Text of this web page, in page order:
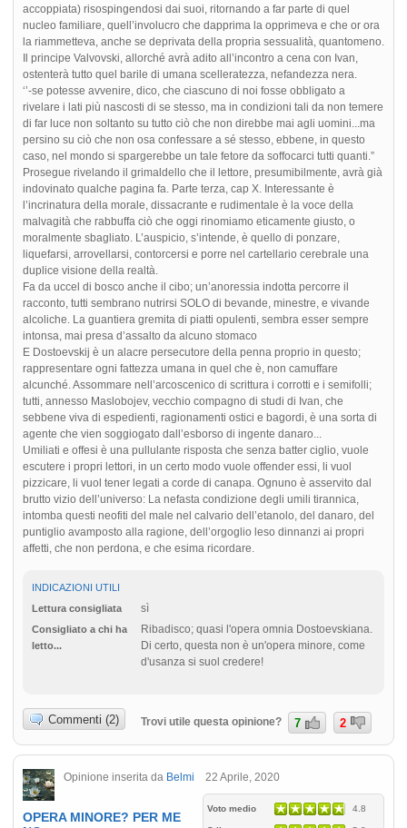
accoppiata) risospingendosi dai suoi, ritornando a far parte di quel
nucleo familiare, quell’involucro che dapprima la opprimeva e che or ora
la riammetteva, anche se deprivata della propria sessualità, quantomeno.
Il principe Valvovski, allorché avrà adito all’incontro a cena con Ivan,
ostenterà tutto quel barile di umana scelleratezza, nefandezza nera.
‘’-se potesse avvenire, dico, che ciascuno di noi fosse obbligato a
rivelare i lati più nascosti di se stesso, ma in condizioni tali da non temere
di far luce non soltanto su tutto ciò che non direbbe mai agli uomini...ma
persino su ciò che non osa confessare a sé stesso, ebbene, in questo
caso, nel mondo si spargerebbe un tale fetore da soffocarci tutti quanti.”
Prosegue rivelando il grimaldello che il lettore, presumibilmente, avrà già
indovinato qualche pagina fa. Parte terza, cap X. Interessante è
l’incrinatura della morale, dissacrante e rudimentale è la voce della
malvagità che rabbuffa ciò che oggi rinomiamo eticamente giusto, o
moralmente sbagliato. L’auspicio, s’intende, è quello di ponzare,
liquefarsi, arrovellarsi, contorcersi e porre nel cartellario cerebrale una
duplice visione della realtà.
Fa da uccel di bosco anche il cibo; un’anoressia indotta percorre il
racconto, tutti sembrano nutrirsi SOLO di bevande, minestre, e vivande
alcoliche. La guantiera gremita di piatti opulenti, sembra esser sempre
intonsa, mai presa d’assalto da alcuno stomaco
E Dostoevskij è un alacre persecutore della penna proprio in questo;
rappresentare ogni fattezza umana in quel che è, non camuffare
alcunché. Assommare nell’arcoscenico di scrittura i corrotti e i semifolli;
tutti, annesso Maslobojev, vecchio compagno di studi di Ivan, che
sebbene viva di espedienti, ragionamenti ostici e bagordi, è una sorta di
agente che vien soggiogato dall’esborso di ingente danaro...
Umiliati e offesi è una pullulante risposta che senza batter ciglio, vuole
escutere i propri lettori, in un certo modo vuole offender essi, li vuol
pizzicare, li vuol tener legati a corde di canapa. Ognuno è asservito dal
brutto vizio dell’universo: La nefasta condizione degli umili tirannica,
intomba questi neofiti del male nel calvario dell’etanolo, del danaro, del
puntiglio avamposto alla ragione, dell’orgoglio leso dinnanzi ai propri
affetti, che non perdona, e che esima ricordare.
INDICAZIONI UTILI
Lettura consigliata
sì
Consigliato a chi ha
letto...
Ribadisco; quasi l'opera omnia Dostoevskiana.
Di certo, questa non è un'opera minore, come
d'usanza si suol credere!
Commenti (2) Trovi utile questa opinione? 7 2
Opinione inserita da Belmi 22 Aprile, 2020
Voto medio 4.8
OPERA MINORE? PER ME